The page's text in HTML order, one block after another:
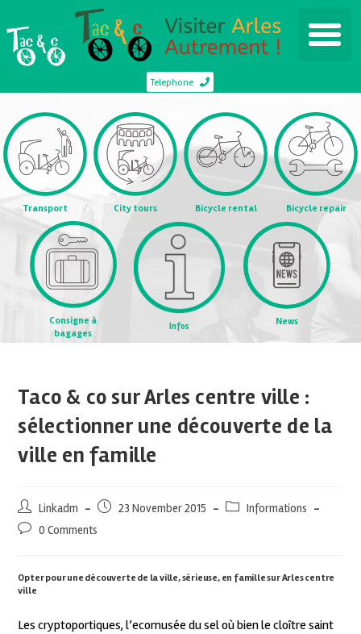
Telephone
Transport City tours Bicycle rental Bicycle repair
Consigne à
bagages
Infos News
Taco & co sur Arles centre ville :
sélectionner une découverte de la
ville en famille
Linkadm 23 November 2015
Informations
0 Comments
Opter pour une découverte de la ville, sérieuse, en famille sur Arles centre
ville
Les cryptoportiques, l’ecomusée du sel où bien le cloître saint